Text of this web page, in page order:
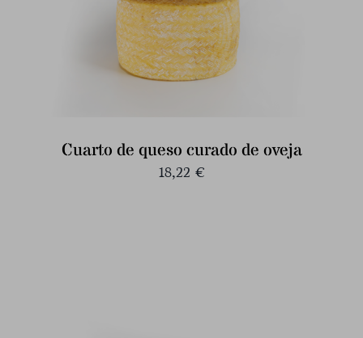
Cuarto de queso curado de oveja
18,22 €